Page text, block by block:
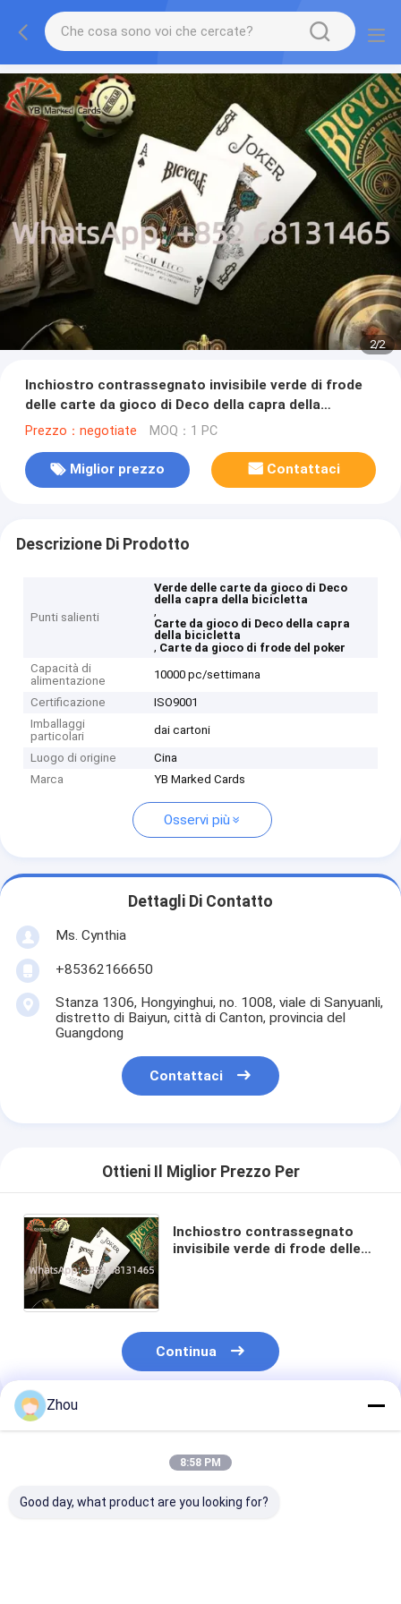
2/2
Inchiostro contrassegnato invisibile verde di frode
delle carte da gioco di Deco della capra della
bicicletta del poker
Prezzo：negotiate MOQ：1 PC
Miglior prezzo Contattaci
Descrizione Di Prodotto
Punti salienti
Verde delle carte da gioco di Deco
della capra della bicicletta
,
Carte da gioco di Deco della capra
della bicicletta
, Carte da gioco di frode del poker
Capacità di
alimentazione
10000 pc/settimana
Certificazione
ISO9001
Imballaggi
particolari
dai cartoni
Luogo di origine
Cina
Marca
YB Marked Cards
Osservi più
Dettagli Di Contatto
Ms. Cynthia
‪+85362166650‬
Stanza 1306, Hongyinghui, no. 1008, viale di Sanyuanli,
distretto di Baiyun, città di Canton, provincia del
Guangdong
Contattaci
Ottieni Il Miglior Prezzo Per
Inchiostro contrassegnato
invisibile verde di frode delle
Continua
Prodotti Raccomandati
Zhou
8:58 PM
Good day, what product are you looking for?